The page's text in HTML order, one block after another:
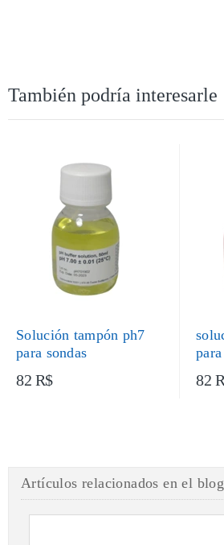
También podría interesarle
Solución tampón ph7
para sondas
82 R$ 82
Artículos relacionados en el blog